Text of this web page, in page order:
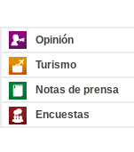
Opinión
Turismo
Notas de prensa
Encuestas